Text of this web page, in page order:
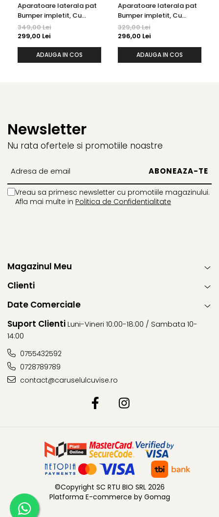
Aparatoare laterala pat
Bumper impletit, Cu
inchidere velcro, Bumbac
Alb - Gri - Roz, 340X21 cm
349,00 Lei
299,00 Lei
ADAUGA IN COS
Aparatoare laterala pat
Bumper impletit, Cu
inchidere velcro, Bumbac
Airy Bej, 340x21 cm
329,00 Lei
296,00 Lei
ADAUGA IN COS
Newsletter
Nu rata ofertele si promotiile noastre
Vreau sa primesc newsletter cu promotiile magazinului.
Afla mai multe in Politica de Confidentialitate
Magazinul Meu
Clienti
Date Comerciale
Suport ClientiLuni-Vineri 10:00-18:00 / Sambata 10-
14:00
0755432592
0728789789
contact@caruselulcuvise.ro
©Copyright SC RTU BIO SRL 2026
Platforma E-commerce by Gomag